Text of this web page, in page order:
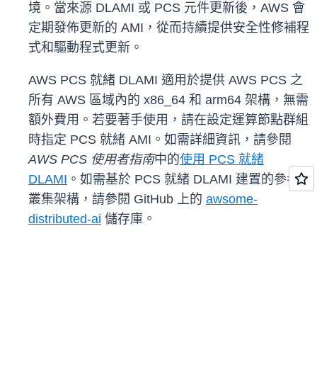
境。當來源 DLAMI 或 PCS 元件更新後，AWS 會
定期發佈更新的 AMI，從而持續提供安全性修補程
式和驅動程式更新。
AWS PCS 就緒 DLAMI 適用於提供 AWS PCS 之
所有 AWS 區域內的 x86_64 和 arm64 架構，無需
額外費用。若要著手使用，請在設定運算節點群組
時指定 PCS 就緒 AMI。如需詳細資訊，請參閱
AWS PCS 使用者指南中的使用 PCS 就緒
DLAMI 。如需基於 PCS 就緒 DLAMI 建置的參考
叢集架構，請參閱 GitHub 上的 awsome-
distributed-ai 儲存庫。